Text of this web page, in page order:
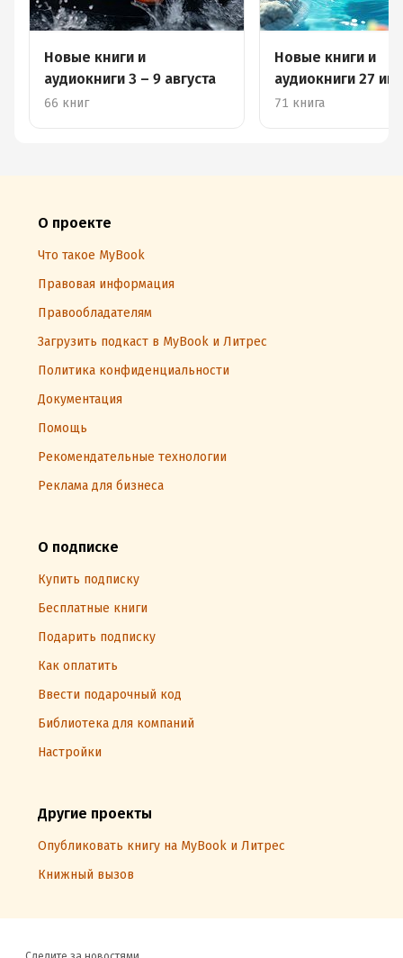
Новые книги и
аудиокниги 3 – 9 августа
66 книг
Новые книги и
аудиокниги 27
августа
71 книга
О проекте
Что такое MyBook
Правовая информация
Правообладателям
Загрузить подкаст в MyBook и Литрес
Политика конфиденциальности
Документация
Помощь
Рекомендательные технологии
Реклама для бизнеса
О подписке
Купить подписку
Бесплатные книги
Подарить подписку
Как оплатить
Ввести подарочный код
Библиотека для компаний
Настройки
Другие проекты
Опубликовать книгу на MyBook и Литрес
Книжный вызов